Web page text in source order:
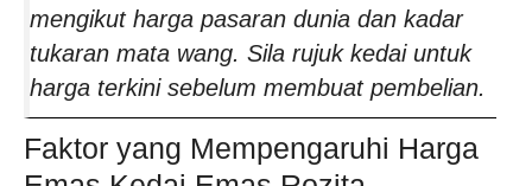
mengikut harga pasaran dunia dan kadar
tukaran mata wang. Sila rujuk kedai untuk
harga terkini sebelum membuat pembelian.
Faktor yang Mempengaruhi Harga